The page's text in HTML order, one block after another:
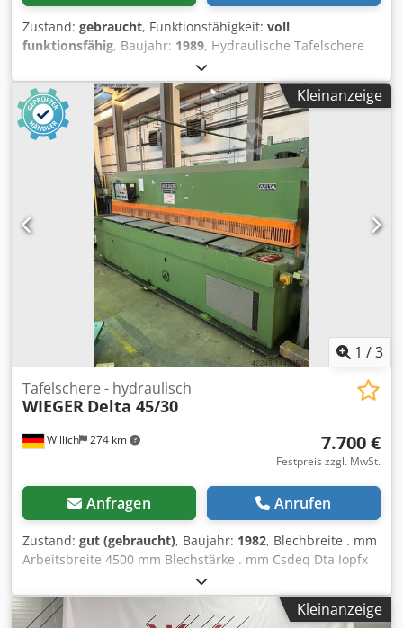
Zustand: gebraucht, Funktionsfähigkeit: voll
funktionsfähig, Baujahr: 1989, Hydraulische Tafelschere
Fab. SAFAN Typ. VS 255-8 Bj. 1989 Technische Daten
Fabrikat: SAFAN Typ: VS 255 - 8 Baujahr: 1989 Nutzlänge:
2550 mm Blechdicke: 8 mm Motorleistung 11 kW
Csdpfxjxhc Svo Ag Isha Blechniederhalter 24 Schnittwinkel
min. 0,5° / max. 1,5° Abmessungen: L 3,50 x B 2,50 (zzgl.
Auflegearme 1,6m) x H 1,95 m Gewicht: ca. 8 t Ausstattung
• Winkelanschlag • 2 x Auflegearme • Hinteranschlag
gesteuert 1000 mm mit Digitalanzeige • Pneumatische
Hochhaltevorrichtung • Schnittwinkelverstellung •
Manuelle Schnittspaltverstellung •
Schnittlängenbegrenzung Alle Angaben ohne Gewähr. Eine
Vorführung ist jederzeit in unserer Ausstellungshalle
Kleinanzeige
1 /3
Willich 274 km
Tafelschere - hydraulisch
WIEGER Delta 45/30
7.700 €
Festpreis zzgl. MwSt.
Anfragen Anrufen
Zustand: gut (gebraucht), Baujahr: 1982, Blechbreite . mm
Arbeitsbreite 4500 mm Blechstärke . mm Csdeq Dta Iopfx
Ag Isha Schnitt max. 8mm Ständerweite . mm Elektro
hinter Anschlag
Kleinanzeige